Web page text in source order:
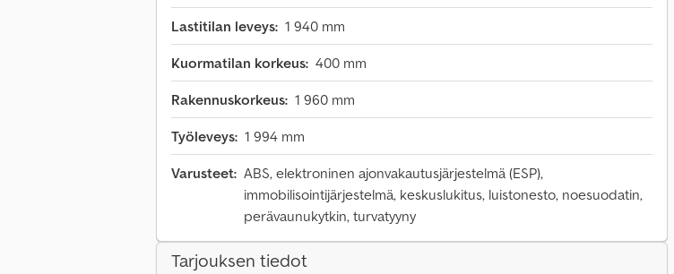
Lastitilan leveys: 1 940 mm
Kuormatilan korkeus: 400 mm
Rakennuskorkeus: 1 960 mm
Työleveys: 1 994 mm
Varusteet: ABS, elektroninen ajonvakautusjärjestelmä (ESP),
immobilisointijärjestelmä, keskuslukitus, luistonesto, noesuodatin,
perävaunukytkin, turvatyyny
Tarjouksen tiedot